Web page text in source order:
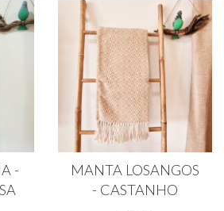
-
MANTA LOSANGOS
- CASTANHO